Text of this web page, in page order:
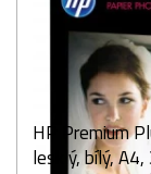
HP Premium
lesklý, bílý,